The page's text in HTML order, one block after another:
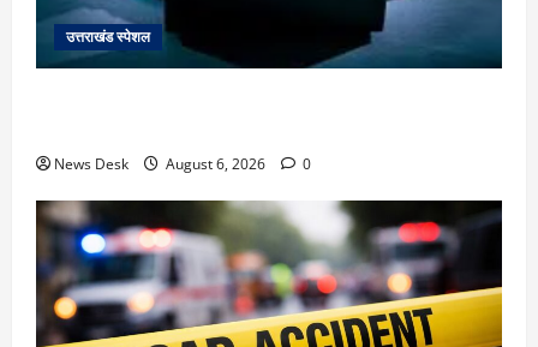
उत्तराखंड स्पेशल
News Desk August 6, 2026 0